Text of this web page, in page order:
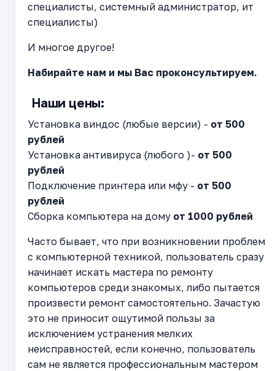
специалисты, системный администратор, ит
специалисты)
И многое другое!
Набирайте нам и мы Вас проконсультируем.
Наши цены:
Установка виндос (любые версии) - от 500
рублей
Установка антивируса (любого )- от 500
рублей
Подключение принтера или мфу - от 500
рублей
Сборка компьютера на дому от 1000 рублей
Часто бывает, что при возникновении проблем
с компьютерной техникой, пользователь сразу
начинает искать мастера по ремонту
компьютеров среди знакомых, либо пытается
произвести ремонт самостоятельно. Зачастую
это не приносит ощутимой пользы за
исключением устранения мелких
неисправностей, если конечно, пользователь
сам не является профессиональным мастером